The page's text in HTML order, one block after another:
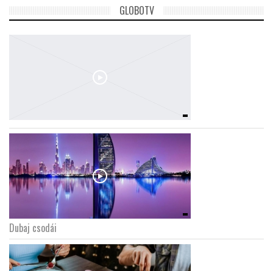
GLOBOTV
Dubaj csodái